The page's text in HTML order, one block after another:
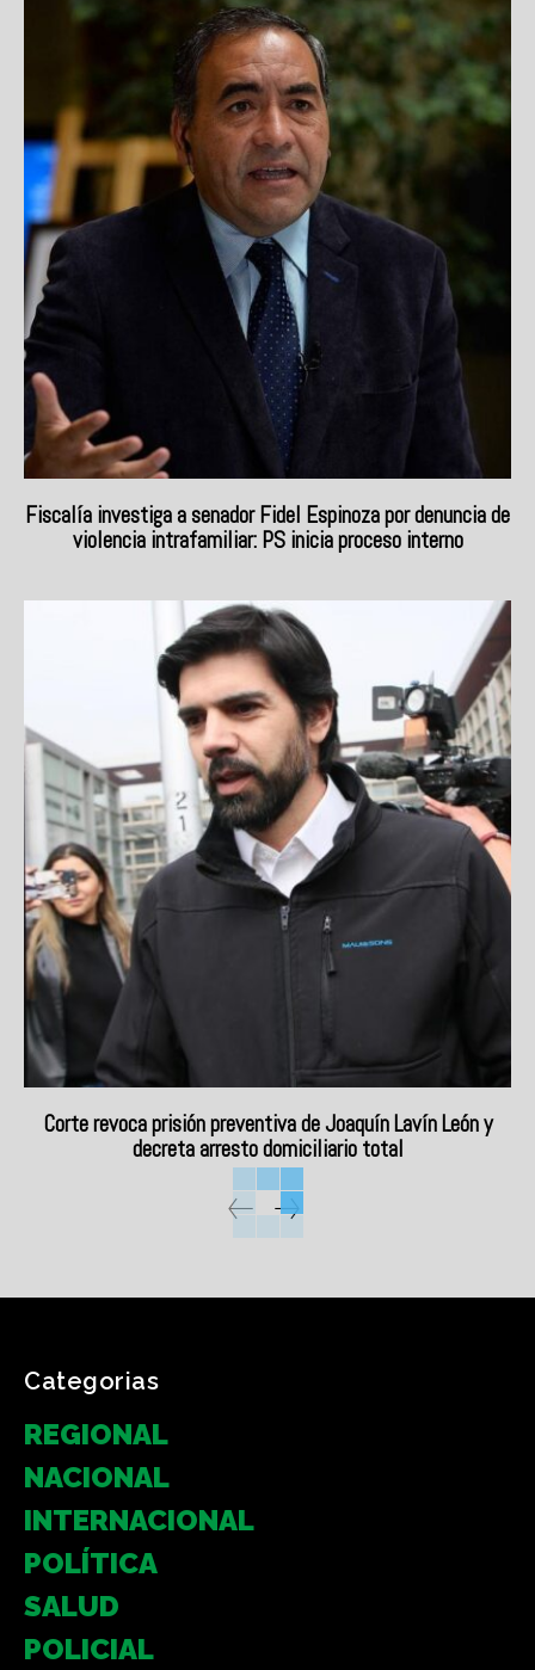
Fiscalía investiga a senador Fidel Espinoza por denuncia de
violencia intrafamiliar: PS inicia proceso interno
Corte revoca prisión preventiva de Joaquín Lavín León y
decreta arresto domiciliario total
Categorias
REGIONAL
NACIONAL
INTERNACIONAL
POLÍTICA
SALUD
POLICIAL